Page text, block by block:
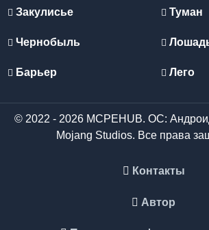
Закулисье
Чернобыль
Барьер
Туман
Лего
© 2022 - 2026 MCPEHUB. ОС:
Mojang Studios. Все права
Контакты
Автор